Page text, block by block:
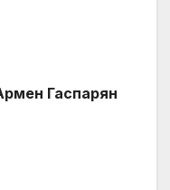
Гаспарян